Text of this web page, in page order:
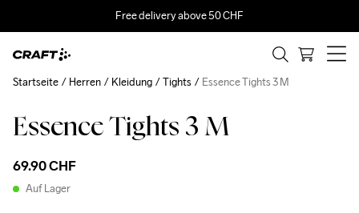
Free delivery above 50 CHF
Essence Tights 3 M
69.90 CHF
Auf Lager
Startseite Herren Kleidung Tights Essence Tights 3 M